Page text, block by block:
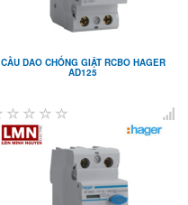
CẦU DAO CHỐNG GIẬT RCBO HAGER
AD125